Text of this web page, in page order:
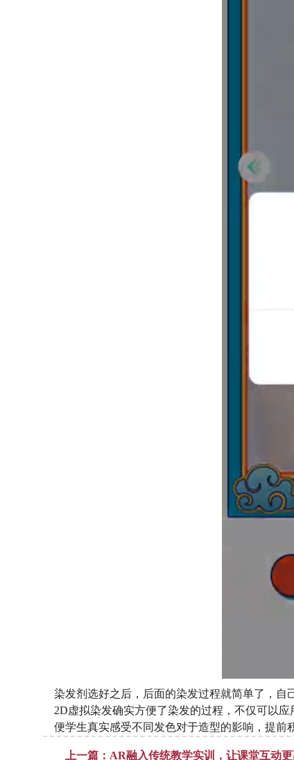
染发剂选好之后，后面的染发过程就简单了，自
2D虚拟染发确实方便了染发的过程，不仅可以
便学生真实感受不同发色对于造型的影响，提前
上一篇：AR融入传统教学实训，让课堂互动